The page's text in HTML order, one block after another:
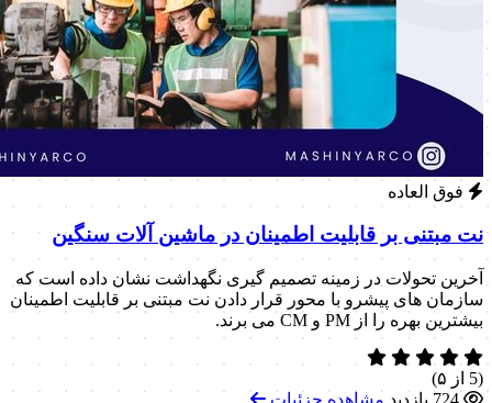
فوق العاده
نت مبتنی بر قابلیت اطمینان در ماشین آلات سنگین
آخرین تحولات در زمینه تصمیم گیری نگهداشت نشان داده است که
سازمان های پیشرو با محور قرار دادن نت مبتنی بر قابلیت اطمینان
بیشترین بهره را از PM و CM می برند.
(5 از ۵)
مشاهده جزئیات